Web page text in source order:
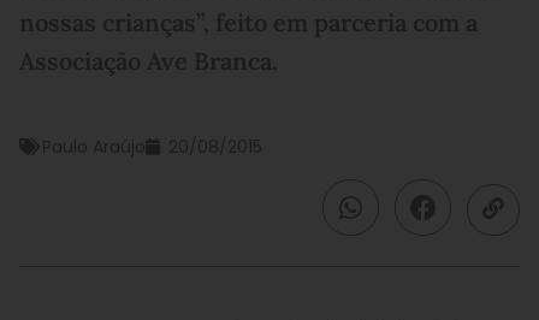
nossas crianças”, feito em parceria com a
Associação Ave Branca.
Paulo Araújo 20/08/2015